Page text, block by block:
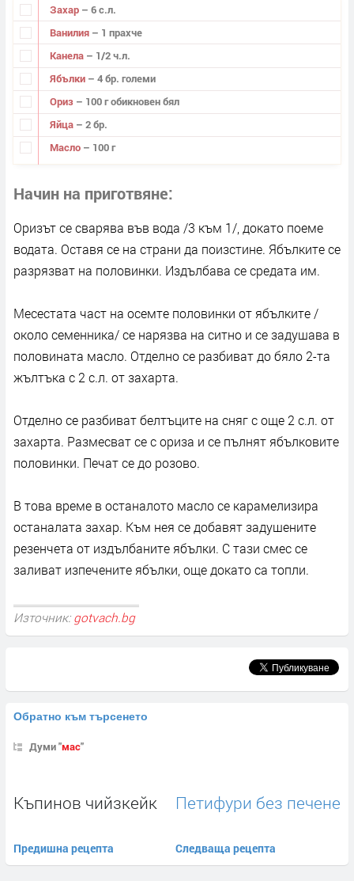
Захар – 6 с.л.
Ванилия – 1 прахче
Канела – 1/2 ч.л.
Ябълки – 4 бр. големи
Ориз – 100 г обикновен бял
Яйца – 2 бр.
Масло – 100 г
Начин на приготвяне
Оризът се сварява във вода /3 към 1/, докато поеме
водата. Оставя се на страни да поизстине. Ябълките се
разрязват на половинки. Издълбава се средата им.
Месестата част на осемте половинки от ябълките /
около семенника/ се нарязва на ситно и се задушава в
половината масло. Отделно се разбиват до бяло 2-та
жълтъка с 2 с.л. от захарта.
Отделно се разбиват белтъците на сняг с още 2 с.л. от
захарта. Размесват се с ориза и се пълнят ябълковите
половинки. Печат се до розово.
В това време в останалото масло се карамелизира
останалата захар. Към нея се добавят задушените
резенчета от издълбаните ябълки. С тази смес се
заливат изпечените ябълки, още докато са топли.
Източник: gotvach.bg
Обратно към търсенето
Думи "мас"
Къпинов чийзкейк
Предишна рецепта
Петифури без печене
Следваща рецепта